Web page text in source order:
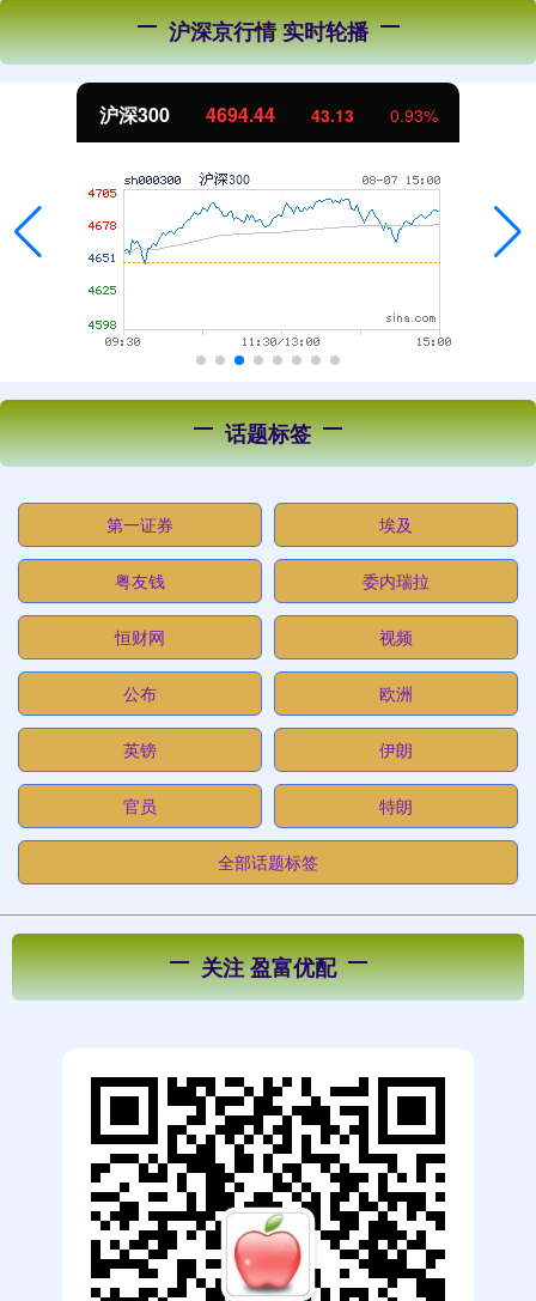
沪深京行情 实时轮播
北证50 1134.24 11.37 1.01%
话题标签
第一证券 埃及
粤友钱 委内瑞拉
恒财网 视频
公布 欧洲
英镑 伊朗
官员 特朗
全部话题标签
关注 盈富优配